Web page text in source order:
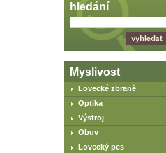
hledání
Myslivost
Lovecké zbraně
Optika
Výstroj
Obuv
Lovecký pes